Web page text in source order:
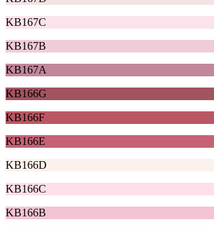
KB167C
KB167B
KB167A
KB166G
KB166F
KB166E
KB166D
KB166C
KB166B